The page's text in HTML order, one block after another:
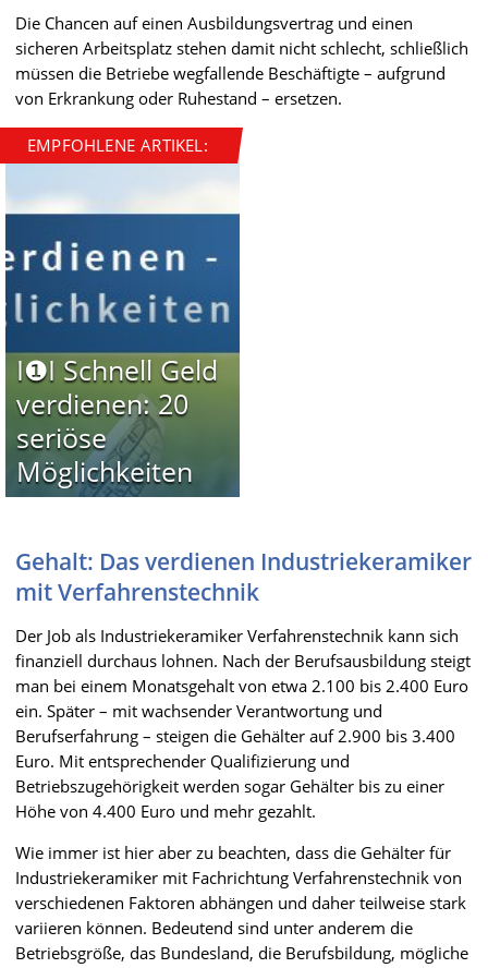
Die Chancen auf einen Ausbildungsvertrag und einen
sicheren Arbeitsplatz stehen damit nicht schlecht, schließlich
müssen die Betriebe wegfallende Beschäftigte – aufgrund
von Erkrankung oder Ruhestand – ersetzen.
EMPFOHLENE ARTIKEL:
I❶I Schnell Geld
verdienen: 20
seriöse
Möglichkeiten
Gehalt: Das verdienen Industriekeramiker
mit Verfahrenstechnik
Der Job als Industriekeramiker Verfahrenstechnik kann sich
finanziell durchaus lohnen. Nach der Berufsausbildung steigt
man bei einem Monatsgehalt von etwa 2.100 bis 2.400 Euro
ein. Später – mit wachsender Verantwortung und
Berufserfahrung – steigen die Gehälter auf 2.900 bis 3.400
Euro. Mit entsprechender Qualifizierung und
Betriebszugehörigkeit werden sogar Gehälter bis zu einer
Höhe von 4.400 Euro und mehr gezahlt.
Wie immer ist hier aber zu beachten, dass die Gehälter für
Industriekeramiker mit Fachrichtung Verfahrenstechnik von
verschiedenen Faktoren abhängen und daher teilweise stark
variieren können. Bedeutend sind unter anderem die
Betriebsgröße, das Bundesland, die Berufsbildung, mögliche